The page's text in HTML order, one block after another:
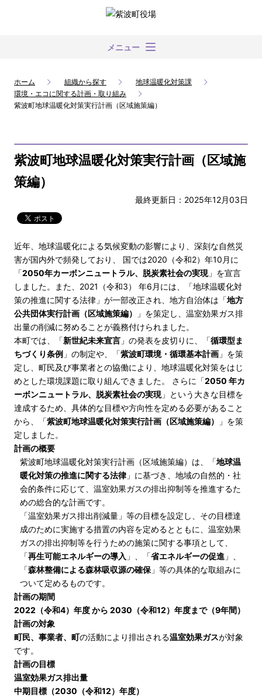
メニュー
ホーム 組織から探す
地球温暖化対策課
環境・エコに関する計画・取り組み
紫波町地球温暖化対策実行計画（区域施策編）
紫波町地球温暖化対策実行計画（区域施
策編）
最終更新日：2025年12月03日
近年、地球温暖化による気候変動の影響により、深刻な自然災
害が国内外で頻発しており、 国では2020（令和2）年10月に
「2050年カーボンニュートラル、脱炭素社会の実現」を宣言
しました。また、2021（令和3） 年6月には、「地球温暖化対
策の推進に関する法律」が一部改正され、地方自治体は「地方
公共団体実行計画（区域施策編）
」を策定し、温室効果ガス排
出量の削減に努めることが義務付けられました。
本町では、「新世紀未来宣言 」の発表を皮切りに、「循環型ま
ちづくり条例 」の制定や、「紫波町環境・循環基本計画 」を策
定し、町民及び事業者との協働により、地球温暖化対策をはじ
めとした環境課題に取り組んできました。 さらに「2050 年カ
ーボンニュートラル、脱炭素社会の実現」という大きな目標を
達成するため、具体的な目標や方向性を定める必要があること
から、「紫波町地球温暖化対策実行計画（区域施策編）
」を策
定しました。
計画の概要
紫波町地球温暖化対策実行計画（区域施策編）は、「地球温
暖化対策の推進に関する法律」に基づき、地域の自然的・社
会的条件に応じて、温室効果ガスの排出抑制等を推進するた
めの総合的な計画です。
「温室効果ガス排出削減量」等の目標を設定し、その目標達
成のために実施する措置の内容を定めるとともに、温室効果
ガスの排出抑制等を行うための施策に関する事項として、
「再生可能エネルギーの導入 」、「省エネルギーの促進」、
「森林整備による森林吸収源の確保」等の具体的な取組みに
ついて定めるものです。
計画の期間
2022（令和4）年度 から 2030（令和12）年度まで（9年間）
計画の対象
町民、事業者、町の活動により排出される温室効果ガスが対象
です。
計画の目標
温室効果ガス排出量
中期目標（2030（令和12）年度）